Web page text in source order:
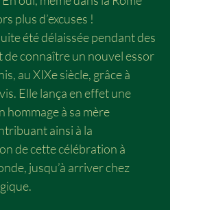
plus d’excuses !
été délaissée pendant des
de connaître un nouvel essor
au XIXe siècle, grâce à
Elle lança en effet une
hommage à sa mère
ainsi à la
de cette célébration à
jusqu’à arriver chez